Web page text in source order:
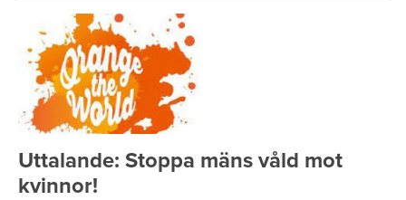
Uttalande: Stoppa mäns våld mot
kvinnor!